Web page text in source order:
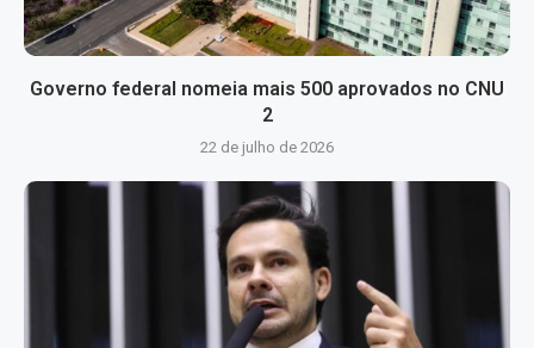
Governo federal nomeia mais 500 aprovados no CNU
2
22 de julho de 2026